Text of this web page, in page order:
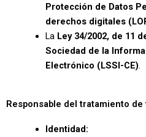
Protección de Datos
derechos digitales
La Ley 34/2002, de 11
Sociedad de la
Electrónico (LSSI-CE).
Responsable del tratamiento de
Identidad: